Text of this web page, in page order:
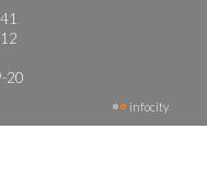
20
infocity